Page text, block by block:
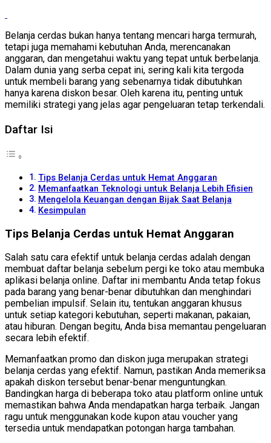
Belanja cerdas bukan hanya tentang mencari harga termurah,
tetapi juga memahami kebutuhan Anda, merencanakan
anggaran, dan mengetahui waktu yang tepat untuk berbelanja.
Dalam dunia yang serba cepat ini, sering kali kita tergoda
untuk membeli barang yang sebenarnya tidak dibutuhkan
hanya karena diskon besar. Oleh karena itu, penting untuk
memiliki strategi yang jelas agar pengeluaran tetap terkendali.
Daftar Isi
Tips Belanja Cerdas untuk Hemat Anggaran
Memanfaatkan Teknologi untuk Belanja Lebih Efisien
Mengelola Keuangan dengan Bijak Saat Belanja
Kesimpulan
Tips Belanja Cerdas untuk Hemat Anggaran
Salah satu cara efektif untuk belanja cerdas adalah dengan
membuat daftar belanja sebelum pergi ke toko atau membuka
aplikasi belanja online. Daftar ini membantu Anda tetap fokus
pada barang yang benar-benar dibutuhkan dan menghindari
pembelian impulsif. Selain itu, tentukan anggaran khusus
untuk setiap kategori kebutuhan, seperti makanan, pakaian,
atau hiburan. Dengan begitu, Anda bisa memantau pengeluaran
secara lebih efektif.
Memanfaatkan promo dan diskon juga merupakan strategi
belanja cerdas yang efektif. Namun, pastikan Anda memeriksa
apakah diskon tersebut benar-benar menguntungkan.
Bandingkan harga di beberapa toko atau platform online untuk
memastikan bahwa Anda mendapatkan harga terbaik. Jangan
ragu untuk menggunakan kode kupon atau voucher yang
tersedia untuk mendapatkan potongan harga tambahan.